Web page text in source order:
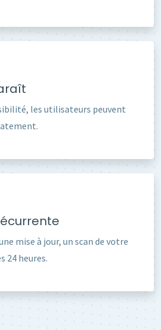
les utilisateurs peuvent
mise à jour, un scan de votre
24 heures.